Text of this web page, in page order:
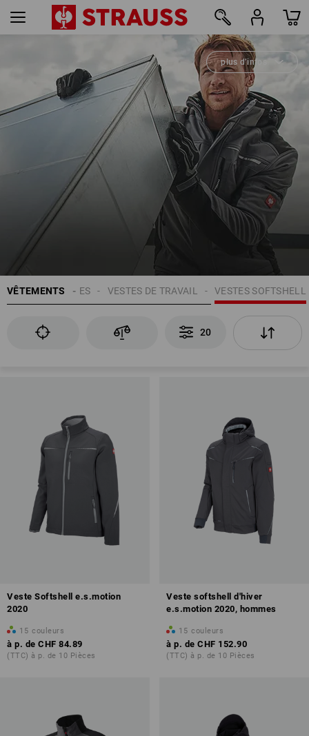
plus d’infos
VÊTEMENTS VESTES SOFTSHELL
VESTES DE TRAVAIL
HOMMES
20
20
Veste Softshell e.s.motion
2020
15 couleurs
à p. de CHF 84.89
(TTC) à p. de 10 Pièces
Veste softshell d'hiver
e.s.motion 2020, hommes
15 couleurs
à p. de CHF 152.90
(TTC) à p. de 10 Pièces